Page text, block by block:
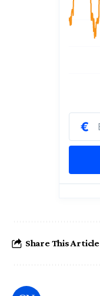
Share This Article